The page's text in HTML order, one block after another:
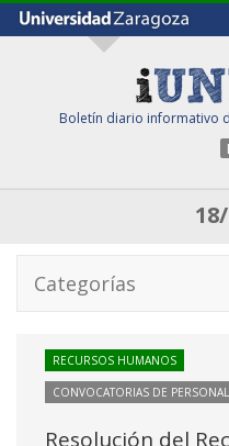
Boletín diario informativo
Categorías
RECURSOS HUMANOS
CONVOCATORIAS DE
Resolución del